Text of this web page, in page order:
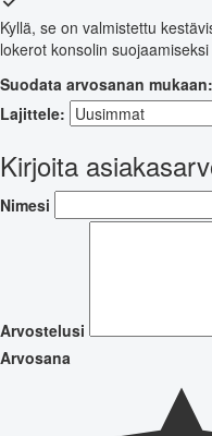
Kyllä, se on valmistettu
lokerot konsolin
Suodata arvosanan mukaan:
Lajittele:
Kirjoita
Nimesi
Arvostelusi
Arvosana